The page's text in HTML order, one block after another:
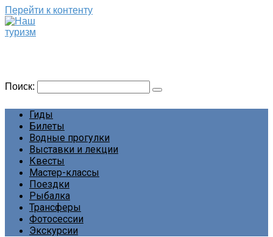
Перейти к контенту
Поиск:
Гиды
Билеты
Водные прогулки
Выставки и лекции
Квесты
Мастер-классы
Поездки
Рыбалка
Трансферы
Фотосессии
Экскурсии